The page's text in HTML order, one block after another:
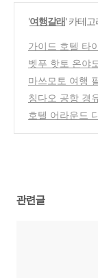
'여행갈래' 카테
가이드 호텔 타
서비스, 청결 삼
가성비호텔
(0)
벳푸 핫토 온야
맛있는 조식! 벳
맛집
(0)
마쓰모토 여행
후기와 추천, 잊
칭다오 공항 경
기! 가성비와 친
호텔 어라운드
관련글